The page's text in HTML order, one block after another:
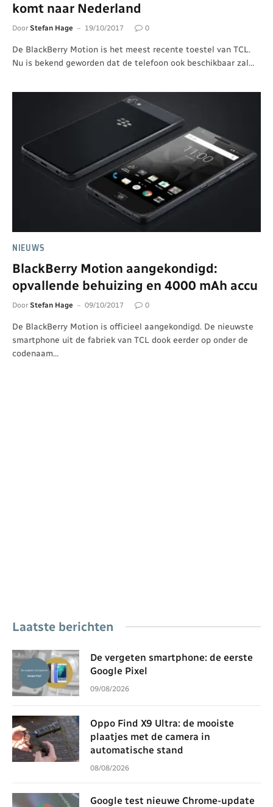
komt naar Nederland
Door Stefan Hage 19/10/2017 0
De BlackBerry Motion is het meest recente toestel van TCL.
Nu is bekend geworden dat de telefoon ook beschikbaar zal…
NIEUWS
BlackBerry Motion aangekondigd:
opvallende behuizing en 4000 mAh accu
Door Stefan Hage 09/10/2017 0
De BlackBerry Motion is officieel aangekondigd. De nieuwste
smartphone uit de fabriek van TCL dook eerder op onder de
codenaam…
Laatste berichten
De vergeten smartphone: de eerste
Google Pixel
09/08/2026
Oppo Find X9 Ultra: de mooiste
plaatjes met de camera in
automatische stand
08/08/2026
Google test nieuwe Chrome-update